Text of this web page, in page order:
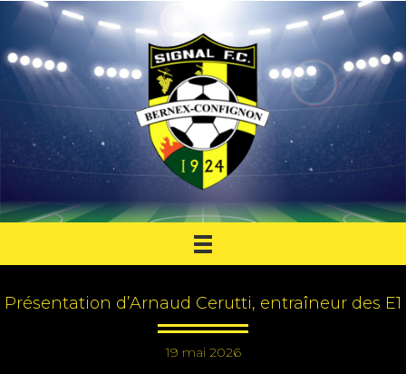
Présentation d’Arnaud Cerutti, entraîneur des E1
19 mai 2026